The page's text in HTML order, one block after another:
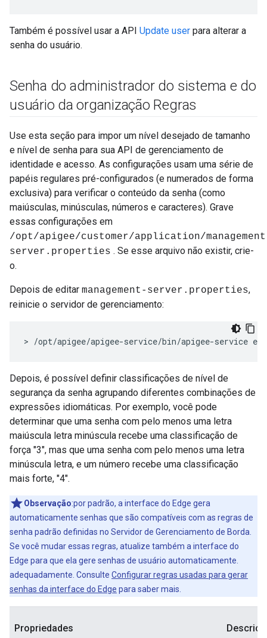
Também é possível usar a API Update user para alterar a
senha do usuário.
Senha do administrador do sistema e do
usuário da organização Regras
Use esta seção para impor um nível desejado de tamanho
e nível de senha para sua API de gerenciamento de
identidade e acesso. As configurações usam uma série de
papéis regulares pré-configurados (e numerados de forma
exclusiva) para verificar o conteúdo da senha (como
maiúsculas, minúsculas, números e caracteres). Grave
essas configurações em
/opt/apigee/customer/application/
server.properties . Se esse arquivo não existir, crie-
o.
Depois de editar management-server.properties,
reinicie o servidor de gerenciamento:
> /opt/apigee/apigee-service/bin/apigee-service
Depois, é possível definir classificações de nível de
segurança da senha agrupando diferentes combinações de
expressões idiomáticas. Por exemplo, você pode
determinar que uma senha com pelo menos uma letra
maiúscula letra minúscula recebe uma classificação de
força "3", mas que uma senha com pelo menos uma letra
minúscula letra, e um número recebe uma classificação
mais forte, "4".
Observação:por padrão, a interface do Edge gera
automaticamente senhas que são compatíveis com as regras de
senha padrão definidas no Servidor de Gerenciamento de Borda.
Se você mudar essas regras, atualize também a interface do
Edge para que ela gere senhas de usuário automaticamente.
adequadamente. Consulte Configurar regras usadas para gerar
senhas da interface do Edge para saber mais.
Propriedades